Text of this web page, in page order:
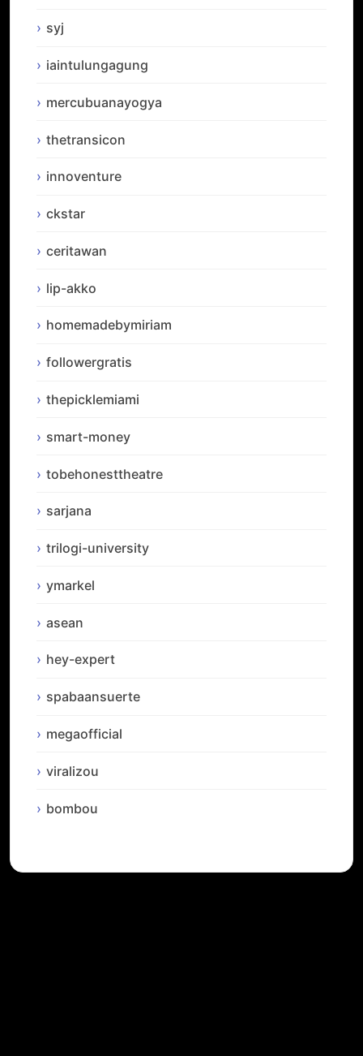
syj
iaintulungagung
mercubuanayogya
thetransicon
innoventure
ckstar
ceritawan
lip-akko
homemadebymiriam
followergratis
thepicklemiami
smart-money
tobehonesttheatre
sarjana
trilogi-university
ymarkel
asean
hey-expert
spabaansuerte
megaofficial
viralizou
bombou